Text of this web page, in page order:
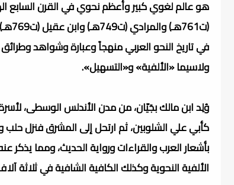
في تاريخ النحو العربي منهجاً وعبارة وشواهد
ولاسيما «الألفية» و«التسهيل».
وُلِد ابن مالك بجَيّان، من مدن الأندلس الوسطى،
كأبي علي الشلوبين، ثم ارتحل إلى المشرق فنزل
بأشعار العرب والقراءات ورواية الحديث، ومما
الألفية النحوية وكذلك الكافية الشافية في ثلاثة